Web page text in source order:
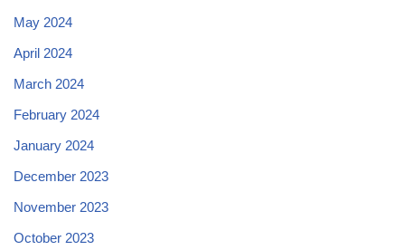
May 2024
April 2024
March 2024
February 2024
January 2024
December 2023
November 2023
October 2023